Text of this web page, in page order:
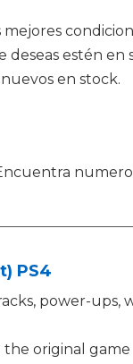
deseas estén en
en stock.
PS4
power-ups,
original game